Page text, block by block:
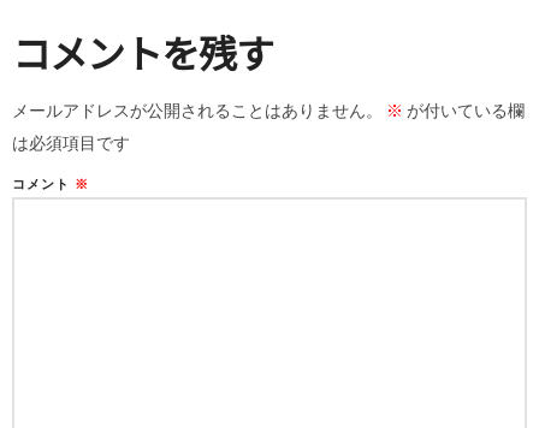
コメントを残す
メールアドレスが公開されることはありません。 ※ が付いている欄
は必須項目です
コメント ※